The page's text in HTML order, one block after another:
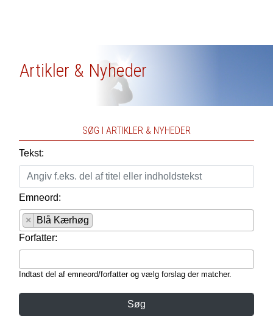
Artikler & Nyheder
SØG I ARTIKLER & NYHEDER
Tekst:
Emneord:
×
Blå Kærhøg
Forfatter:
Indtast del af emneord/forfatter og vælg forslag der matcher.
Søg